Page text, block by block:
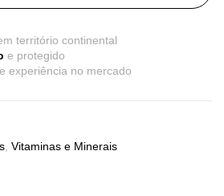
território continental
e protegido
experiência no mercado
Vitaminas e Minerais